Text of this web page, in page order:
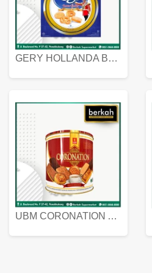
GERY HOLLANDA BUTTER COOKIES 450 GRAM
UBM CORONATION ASSORTED BISKUIT KALENG 450 GRAM